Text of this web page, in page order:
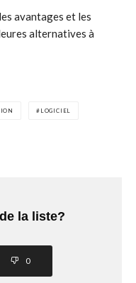
avantages et les
alternatives à
LOGICIEL
la liste?
0